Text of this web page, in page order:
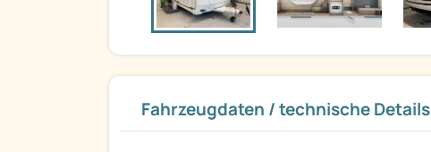
Fahrzeugdaten / technische Details